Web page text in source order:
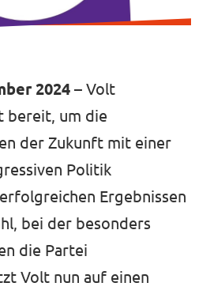
Volt!
2024 – Volt
bereit, um die
der Zukunft mit einer
Politik
Ergebnissen
bei der besonders
die Partei
Volt nun auf einen